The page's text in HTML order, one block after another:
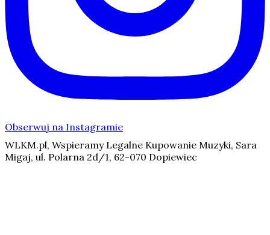
Obserwuj na Instagramie
WLKM.pl, Wspieramy Legalne Kupowanie Muzyki, Sara
Migaj, ul. Polarna 2d/1, 62-070 Dopiewiec